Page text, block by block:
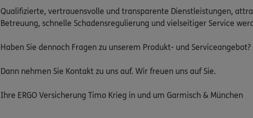
Qualifizierte, vertrauensvolle und transparente Dienstleistungen,
Betreuung, schnelle Schadensregulierung und vielseitiger Service
Haben Sie dennoch Fragen zu unserem Produkt- und Serviceangebot?
Dann nehmen Sie Kontakt zu uns auf. Wir freuen uns auf Sie.
Ihre ERGO Versicherung Timo Krieg in und um Garmisch & München